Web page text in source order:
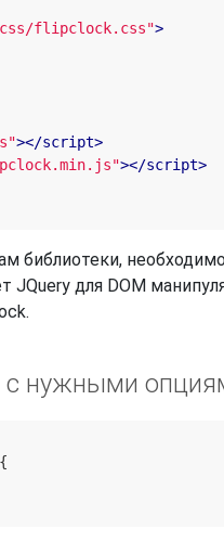
flipclock.css">
></script>
></script>
для DOM
с нужными